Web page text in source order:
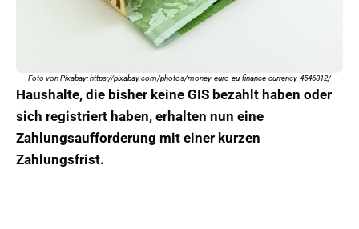
Foto von Pixabay: https://pixabay.com/photos/money-euro-eu-finance-currency-4546812/
Haushalte, die bisher keine GIS bezahlt haben oder
sich registriert haben, erhalten nun eine
Zahlungsaufforderung mit einer kurzen
Zahlungsfrist.